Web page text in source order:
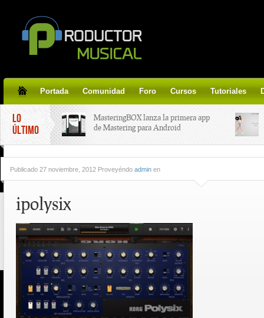
Portada Comunidad Foro Cursos Tutoriales
LO
ÚLTIMO
MasteringBOX lanza la primera app
de Mastering para Android
line gratis!
Tutorial de CLA Effects, aprende a
aplicar efectos a tus voces.
Publicado 27 noviembre, 2012 Proveyéndo admin en
ipolysix